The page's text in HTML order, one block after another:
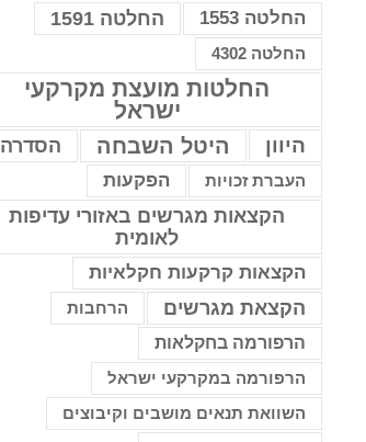
החלטה 1553 החלטה 1591
החלטה 4302
החלטות מועצת מקרקעי
ישראל
היוון היטל השבחה הסדרה
העברת זכויות הפקעות
הקצאות מגרשים באזורי עדיפות
לאומית
הקצאות קרקעות חקלאיות
הקצאת מגרשים
הרחבות
הרפורמה בחקלאות
הרפורמה במקרקעי ישראל
השוואת תנאים מושבים וקיבוצים